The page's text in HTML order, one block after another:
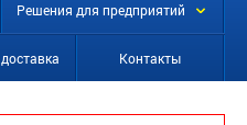
Решения для предприятий
Контакты